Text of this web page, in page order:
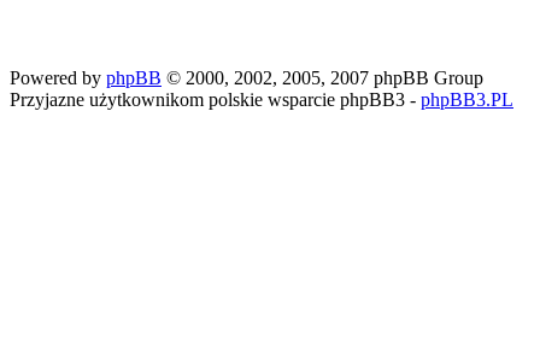
Powered by phpBB © 2000, 2002, 2005, 2007 phpBB Group
Przyjazne użytkownikom polskie wsparcie phpBB3 - phpBB3.PL